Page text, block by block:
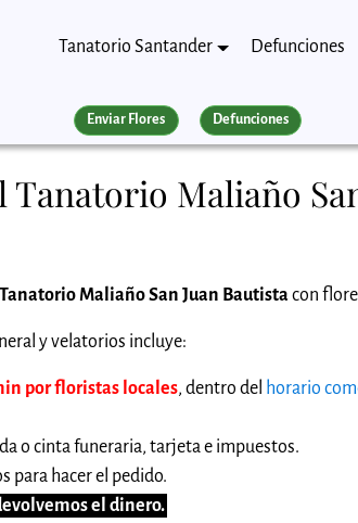
Tanatorio Santander Defunciones
Enviar Flores Defunciones
Maliaño
Maliaño San Juan Bautistacon
y velatorios incluye:
por floristas locales, dentro del horario
o cinta funeraria, tarjeta e impuestos.
para hacer el pedido.
el dinero.